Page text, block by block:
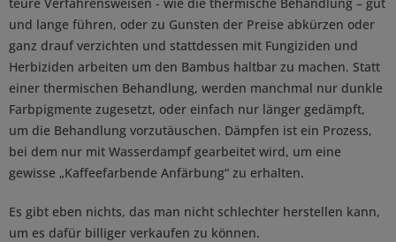
und lange führen, oder zu Gunsten der Preise abkürzen oder
ganz drauf verzichten und stattdessen mit Fungiziden und
Herbiziden arbeiten um den Bambus haltbar zu machen. Statt
einer thermischen Behandlung, werden manchmal nur dunkle
Farbpigmente zugesetzt, oder einfach nur länger gedämpft,
um die Behandlung vorzutäuschen. Dämpfen ist ein Prozess,
bei dem nur mit Wasserdampf gearbeitet wird, um eine
gewisse „Kaffeefarbende Anfärbung“ zu erhalten.
Es gibt eben nichts, das man nicht schlechter herstellen kann,
um es dafür billiger verkaufen zu können.